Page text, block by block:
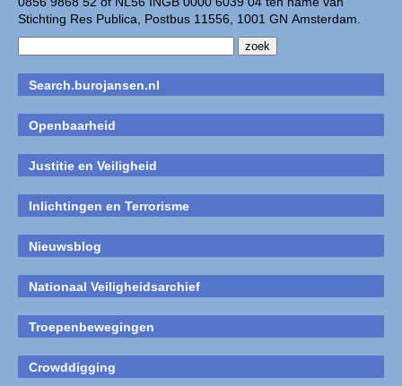
Stichting Res Publica, Postbus 11556, 1001 GN Amsterdam.
Search.burojansen.nl
Openbaarheid
Justitie en Veiligheid
Inlichtingen en Terrorisme
Nieuwsblog
Nationaal Veiligheidsarchief
Troepenbewegingen
Crowddigging